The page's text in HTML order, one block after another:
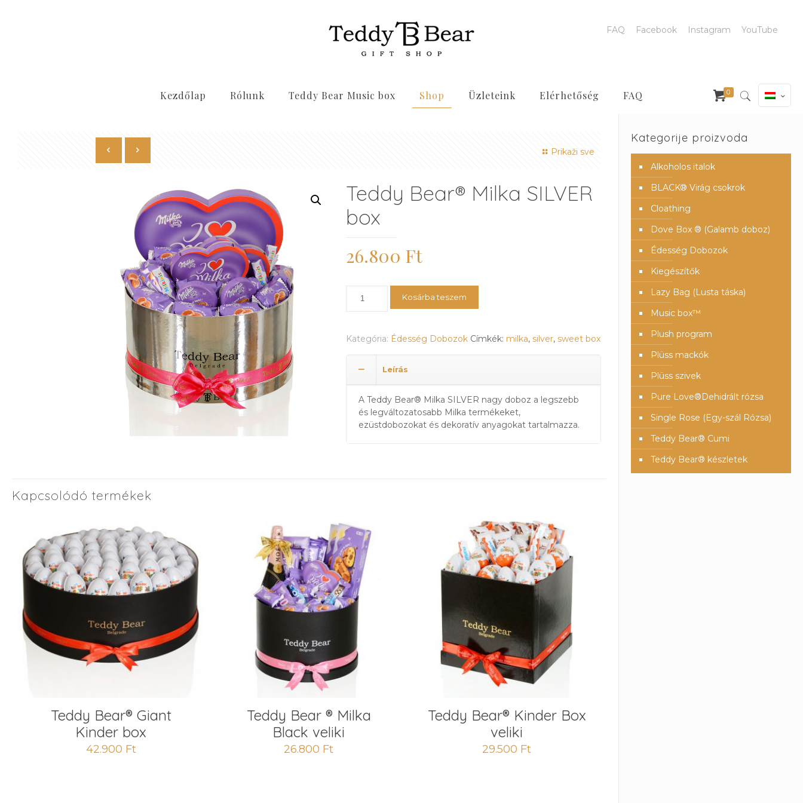
Kezdőlap Rólunk Teddy Bear Music box Shop Üzleteink Elérhetőség FAQ
FAQ Facebook Instagram YouTube
0
Prikaži sve
Teddy Bear® Milka SILVER
box
26.800 Ft
Bear®
box
mennyiség
Kosárba teszem
Kategória: Édesség Dobozok Címkék: milka, silver, sweet box
Leírás
A Teddy Bear® Milka SILVER nagy doboz a legszebb
és legváltozatosabb Milka termékeket,
ezüstdobozokat és dekoratív anyagokat tartalmazza.
Kapcsolódó termékek
Teddy Bear® Giant
Kinder box
42.900 Ft
Teddy Bear ® Milka
Black veliki
26.800 Ft
Teddy Bear® Kinder Box
veliki
29.500 Ft
Kategorije proizvoda
Alkoholos italok
BLACK® Virág csokrok
Cloathing
Dove Box ® (Galamb doboz)
Édesség Dobozok
Kiegészítők
Lazy Bag (Lusta táska)
Music box™️
Plush program
Plüss mackók
Plüss szivek
Pure Love®️Dehidrált rózsa
Single Rose (Egy-szál Rózsa)
Teddy Bear® Cumi
Teddy Bear® készletek